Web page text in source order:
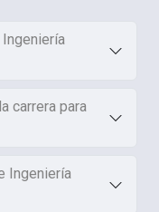
Ingeniería
carrera para
Ingeniería